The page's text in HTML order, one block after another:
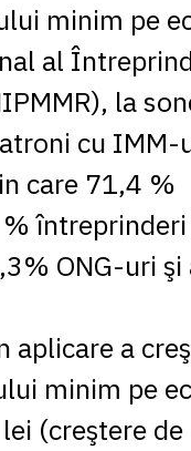
minim pe
al
la
cu
care 71,4 %
ONG-uri
aplicare a
minim pe
(creştere